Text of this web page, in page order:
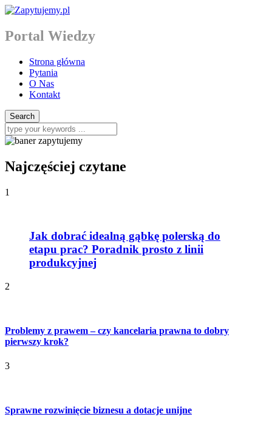
Portal Wiedzy
Strona główna
Pytania
O Nas
Kontakt
Najczęściej czytane
1
Jak dobrać idealną gąbkę polerską do
etapu prac? Poradnik prosto z linii
produkcyjnej
2
Problemy z prawem – czy kancelaria prawna to dobry
pierwszy krok?
3
Sprawne rozwinięcie biznesu a dotacje unijne